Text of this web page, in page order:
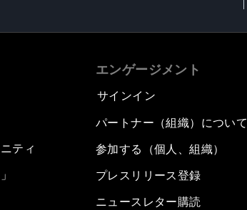
ティ
エンゲージメント
サインイン
パートナー（組織）について
参加する（個人、組織）
プレスリリース登録
ニュースレター購読